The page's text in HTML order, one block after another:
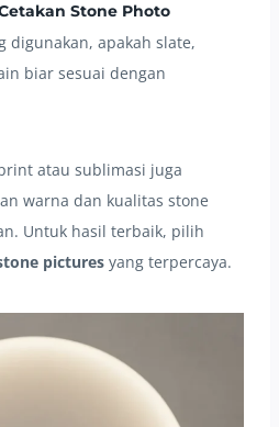
Stone Photo
digunakan, apakah slate,
biar sesuai dengan
atau sublimasi juga
warna dan kualitas stone
Untuk hasil terbaik, pilih
pictures yang terpercaya.